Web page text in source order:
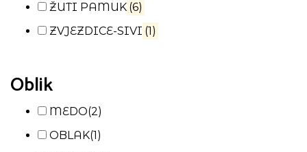
ŽUTI PAMUK (6)
ZVJEZDICE-SIVI (1)
Oblik
MEDO(2)
OBLAK(1)